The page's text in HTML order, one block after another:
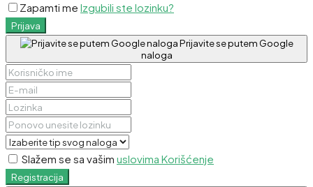
Zapamti me Izgubili ste lozinku?
Prijava
Prijavite se putem Google
naloga
Slažem se sa vašim uslovima Korišćenje
Registracija